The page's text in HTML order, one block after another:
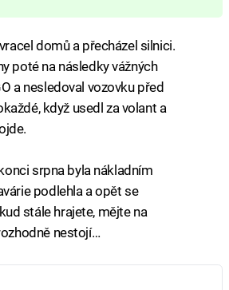
domů a přecházel silnici.
poté na následky vážných
a nesledoval vozovku před
když usedl za volant a
srpna byla nákladním
podlehla a opět se
stále hrajete, mějte na
nestojí…